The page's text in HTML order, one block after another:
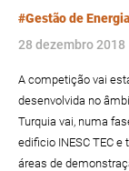
#Gestão de Energia
28 dezembro 2018
A competição vai
desenvolvida no
Turquia vai, numa
edificio INESC TEC
áreas de